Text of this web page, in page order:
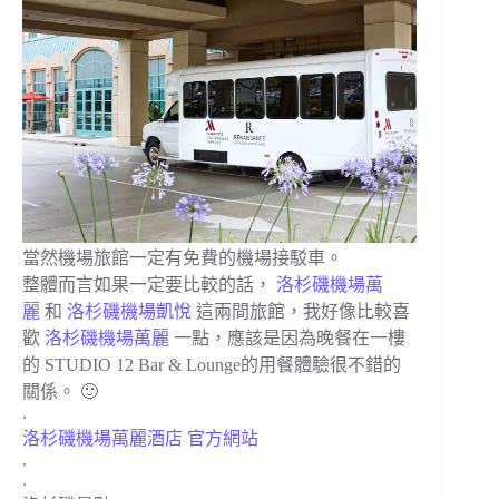
當然機場旅館一定有免費的機場接駁車。
整體而言如果一定要比較的話， 洛杉磯機場萬
麗 和 洛杉磯機場凱悅 這兩間旅館，我好像比較喜
歡 洛杉磯機場萬麗 一點，應該是因為晚餐在一樓
的 STUDIO 12 Bar & Lounge的用餐體驗很不錯的
關係。 🙂
.
洛杉磯機場萬麗酒店 官方網站
.
.